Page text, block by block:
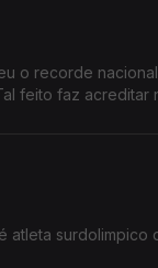
o recorde
feito faz acreditar
atleta surdolimpico